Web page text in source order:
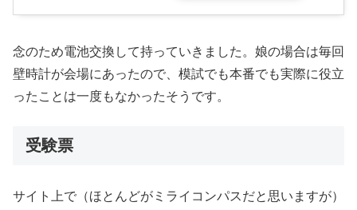
念のため電池交換して持っていきました。娘の場合は毎回
壁時計が会場にあったので、模試でも本番でも実際に役立
ったことは一度もなかったそうです。
受験票
サイト上で（ほとんどがミライコンパスだと思いますが）